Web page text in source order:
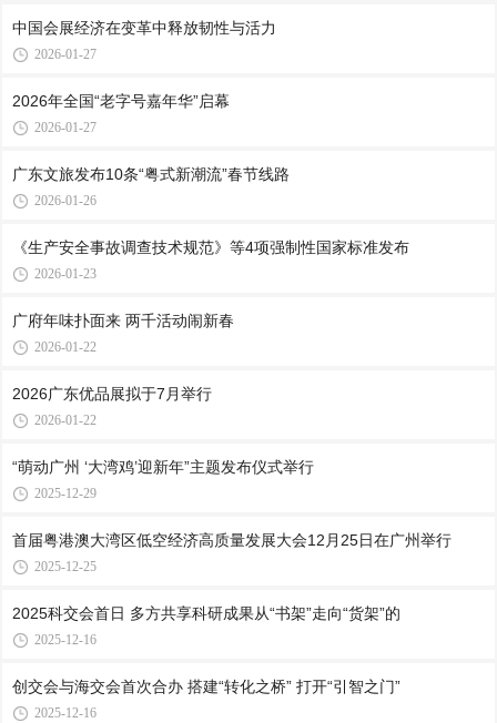
中国会展经济在变革中释放韧性与活力
2026-01-27
2026年全国“老字号嘉年华”启幕
2026-01-27
广东文旅发布10条“粤式新潮流”春节线路
2026-01-26
《生产安全事故调查技术规范》等4项强制性国家标准发布
2026-01-23
广府年味扑面来 两千活动闹新春
2026-01-22
2026广东优品展拟于7月举行
2026-01-22
“萌动广州 ‘大湾鸡’迎新年”主题发布仪式举行
2025-12-29
首届粤港澳大湾区低空经济高质量发展大会12月25日在广州举行
2025-12-25
2025科交会首日 多方共享科研成果从“书架”走向“货架”的
2025-12-16
创交会与海交会首次合办 搭建“转化之桥” 打开“引智之门”
2025-12-16